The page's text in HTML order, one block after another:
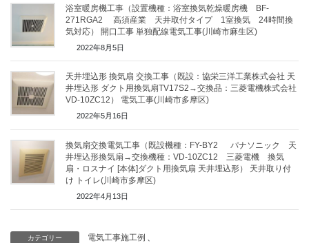
浴室暖房機工事（設置機種：浴室換気乾燥暖房機 BF-
271RGA2 高須産業 天井取付タイプ 1室換気 24時間換
気対応） 開口工事 単独配線電気工事(川崎市麻生区)
2022年8月5日
天井埋込形 換気扇 交換工事（既設：協栄三洋工業株式会社 天
井埋込形 ダクト用換気扇TV17S2→交換品：三菱電機株式会社
VD-10ZC12） 電気工事(川崎市多摩区)
2022年5月16日
換気扇交換電気工事（既設機種：FY-BY2 パナソニック 天
井埋込形換気扇→交換機種：VD-10ZC12 三菱電機 換気
扇・ロスナイ [本体]ダクト用換気扇 天井埋込形） 天井取り付
け トイレ(川崎市多摩区)
2022年4月13日
カテゴリー 電気工事施工例